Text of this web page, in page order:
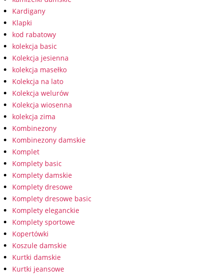
Kardigany
Klapki
kod rabatowy
kolekcja basic
Kolekcja jesienna
kolekcja masełko
Kolekcja na lato
Kolekcja welurów
Kolekcja wiosenna
kolekcja zima
Kombinezony
Kombinezony damskie
Komplet
Komplety basic
Komplety damskie
Komplety dresowe
Komplety dresowe basic
Komplety eleganckie
Komplety sportowe
Kopertówki
Koszule damskie
Kurtki damskie
Kurtki jeansowe